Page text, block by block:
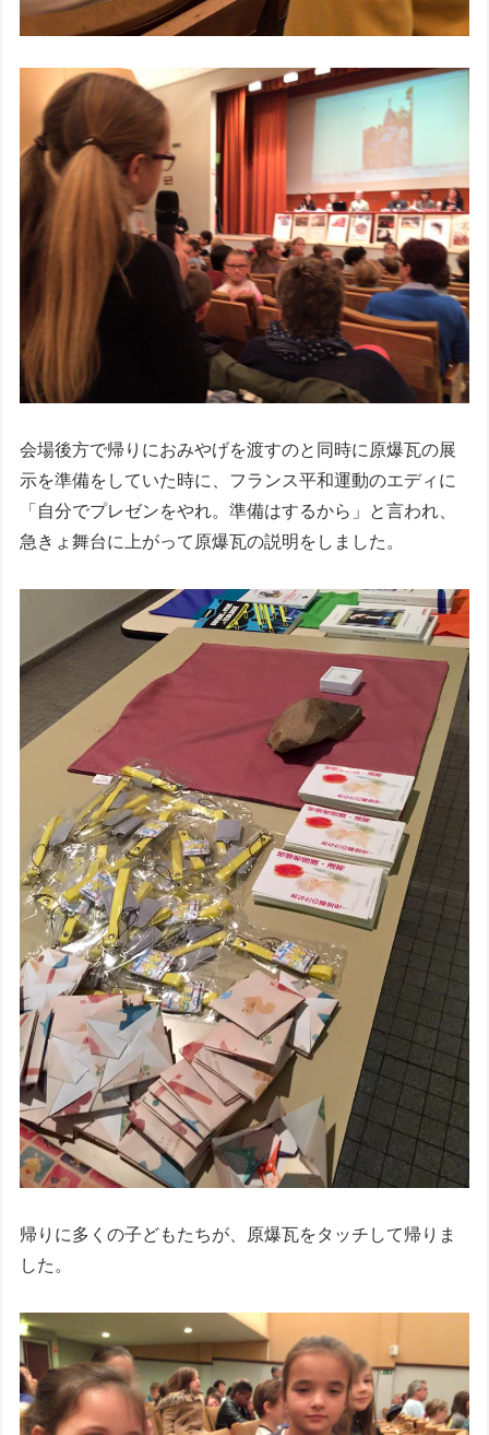
会場後方で帰りにおみやげを渡すのと同時に原爆瓦の展
示を準備をしていた時に、フランス平和運動のエディに
「自分でプレゼンをやれ。準備はするから」と言われ、
急きょ舞台に上がって原爆瓦の説明をしました。
帰りに多くの子どもたちが、原爆瓦をタッチして帰りま
した。